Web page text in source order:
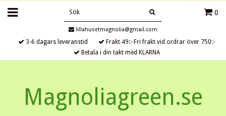
0
lillahusetmagnolia@gmail.com
3-6 dagars leveranstid
Frakt 49:- Fri frakt vid ordrar över 750:-
Betala i din takt med KLARNA
Magnoliagreen.se